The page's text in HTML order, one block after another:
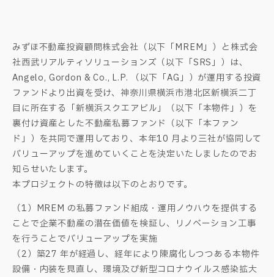
みずほ不動産投資顧問株式会社（以下「MREM」）と株式会
社西武リアルティソリューションズ（以下「SRS」）は、
Angelo, Gordon & Co., L.P. （以下「AG」）が運用する投資
ファンドより出資を受け、神奈川県横浜市港北区新横浜二丁
目に所在する「新横浜スクエアビル」（以下「本物件」）を
裏付け資産とした不動産私募ファンド（以下「本ファン
ド」）を共同で運用しており、本年10 月より三社が協同して
バリューアップを進めていくことを決定いたしましたのでお
知らせいたします。
本プロジェクトの特徴は以下のとおりです。
（1）MREM の私募ファンド組成・運用ノウハウを提供する
ことで企業不動産の潜在価値を検証し、リノベーション工事
を行うことでバリューアップを実施
（2）築27 年が経過し、経年により陳腐化しつつある本物件
設備・内装を見直し、環境及び新型コロナウイルス感染拡大